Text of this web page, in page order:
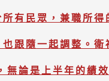
所有民眾，兼職所
跟隨一起調整。
論是上半年的績